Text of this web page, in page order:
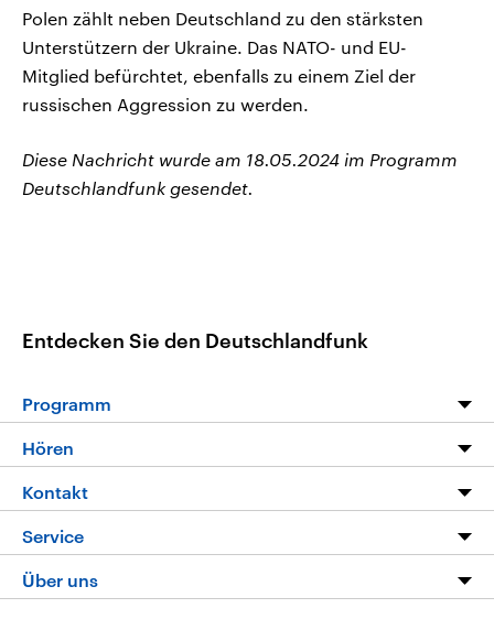
Polen zählt neben Deutschland zu den stärksten
Unterstützern der Ukraine. Das NATO- und EU-
Mitglied befürchtet, ebenfalls zu einem Ziel der
russischen Aggression zu werden.
Diese Nachricht wurde am 18.05.2024 im Programm
Deutschlandfunk gesendet.
Entdecken Sie den Deutschlandfunk
Programm
Programm
Die Nachrichten
Nachrichtenleicht
Neue Beiträge auf dlf.de
Hören
Livestream
Podcasts
Deutschlandfunk App
Kontakt
Hörerservice
Service
FAQ
Über uns